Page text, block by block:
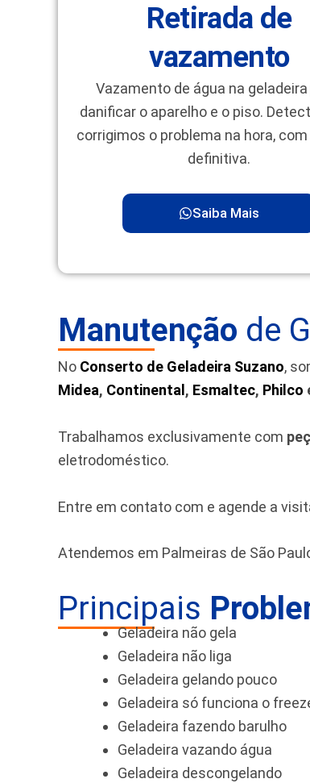
Retirada de
vazamento
Vazamento de água na geladeira
danificar o aparelho e o piso.
corrigimos o problema na hora,
definitiva.
Saiba Mais
Manutenção de
No Conserto de Geladeira Suzano,
Midea, Continental , Esmaltec, Philco
Trabalhamos exclusivamente com
eletrodoméstico.
Entre em contato com e agende a
Atendemos em Palmeiras de São
Principais
Geladeira não gela
Geladeira não liga
Geladeira gelando pouco
Geladeira só funciona o
Geladeira fazendo barulho
Geladeira vazando água
Geladeira descongelando